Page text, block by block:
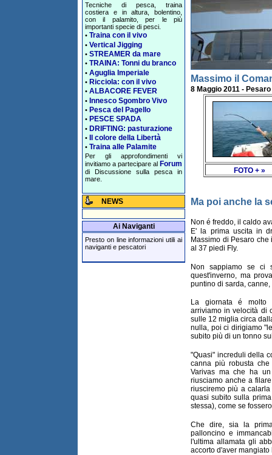
Tecniche di pesca, traina
costiera e in altura, bolentino,
con il palamito, per le più
importanti specie di pesci.
• Traina con il vivo
• Vertical Jigging
• STREAMER da mare
• TRAINA: Tonni du branco
• Aguglia Imperiale
• Ricciola: con il vivo
• ALBACORE FEVER
• Innesco Sgombro Vivo
• Pesca del Pagello
• PESCE SPADA
• DRIFTING: pasturazione
• Il colore della Libertà
• Traina alle Palamite
Per gli approfondimenti vi
invitiamo a partecipare al Forum
di Discussione sulla pesca in
mare.
NEWS
Ai Naviganti
Presto on line informazioni utili ai
naviganti e pescatori
Massimo il
8 Maggio 2011 - Pesaro
FOTO + »
Ma poi anche la
Non é freddo, il caldo
E' la prima uscita in
Massimo di Pesaro
al 37 piedi Fly.
Non sappiamo se ci
quest'inverno, ma
puntino di sarda,
La giornata é molto
arriviamo in velocità di
sulle 12 miglia circa
nulla, poi ci dirigiamo
subito più di un tonno
"Quasi" increduli della
canna più robusta
Varivas ma che ha
riusciamo anche a
riusciremo più a
quasi subito sulla
stessa), come se
Che dire, sia la
palloncino e
l'ultima allamata gli
accorto d'aver